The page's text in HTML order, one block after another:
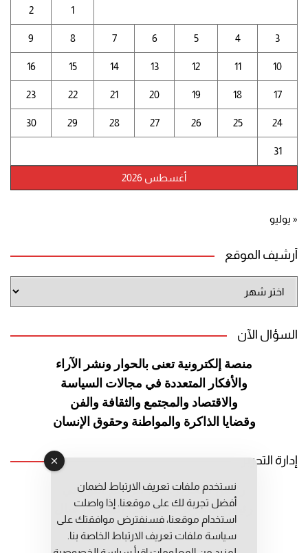
أغسطس 2026
1
2
3
4
5
6
7
8
9
10
11
12
13
14
15
16
17
18
19
20
21
22
23
24
25
26
27
28
29
30
31
« يوليو
أرشيف الموقع
الموقع
السؤال الآن
منصة إلكترونية تعنى بالحوار ونشر الآراء
والأفكار المتعددة في مجالات السياسة
والاقتصاد والمجتمع والثقافة والفن
وقضايا الذاكرة والمواطنة وحقوق الإنسان
إدارة التحرير
رئيس التحرير: عبد الرحيم التوراني
رئيس التحرير المساعد: المعطي قبال
مديرة التحرير: فاطمة حوحو
نستخدم ملفات تعريف الارتباط لضمان
أفضل تجربة لك على موقعنا. إذا واصلت
استخدام موقعنا، فسنفترض موافقتك على
سياسة ملفات تعريف الارتباط الخاصة بنا.